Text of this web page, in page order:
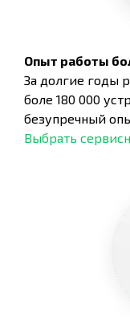
Опыт работы
За долгие годы
боле 180 000
безупречный
Выбрать